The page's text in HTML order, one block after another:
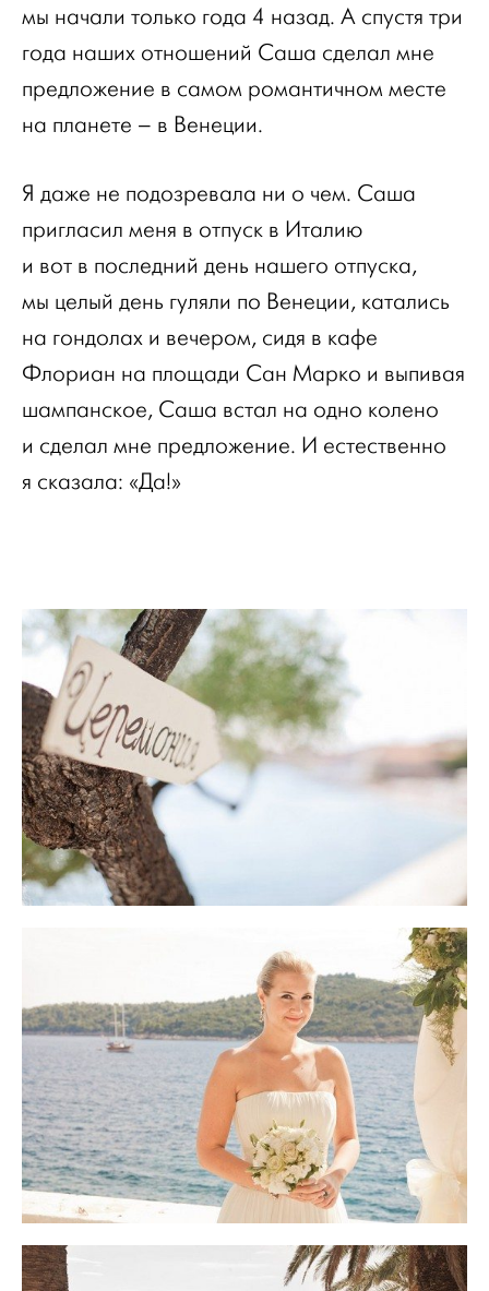
мы начали только года 4 назад. А спустя три
года наших отношений Саша сделал мне
предложение в самом романтичном месте
на планете – в Венеции.
Я даже не подозревала ни о чем. Саша
пригласил меня в отпуск в Италию
и вот в последний день нашего отпуска,
мы целый день гуляли по Венеции, катались
на гондолах и вечером, сидя в кафе
Флориан на площади Сан Марко и выпивая
шампанское, Саша встал на одно колено
и сделал мне предложение. И естественно
я сказала: «Да!»